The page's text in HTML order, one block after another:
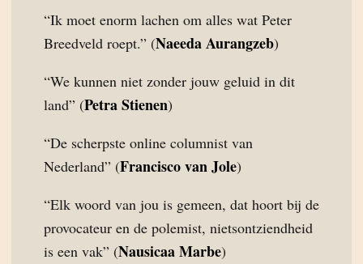
“Ik moet enorm lachen om alles wat Peter
Breedveld roept.” (Naeeda Aurangzeb)
“We kunnen niet zonder jouw geluid in dit
land” (Petra Stienen)
“De scherpste online columnist van
Nederland” (Francisco van Jole)
“Elk woord van jou is gemeen, dat hoort bij de
provocateur en de polemist, nietsontziendheid
is een vak” (Nausicaa Marbe)